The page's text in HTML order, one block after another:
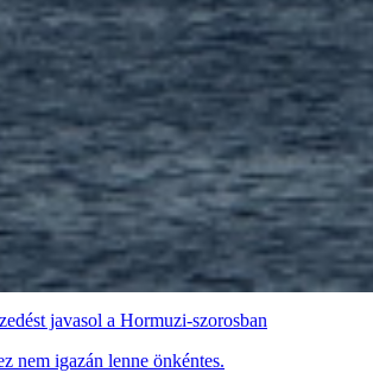
javasol a Hormuzi-szorosban
nem igazán lenne önkéntes.